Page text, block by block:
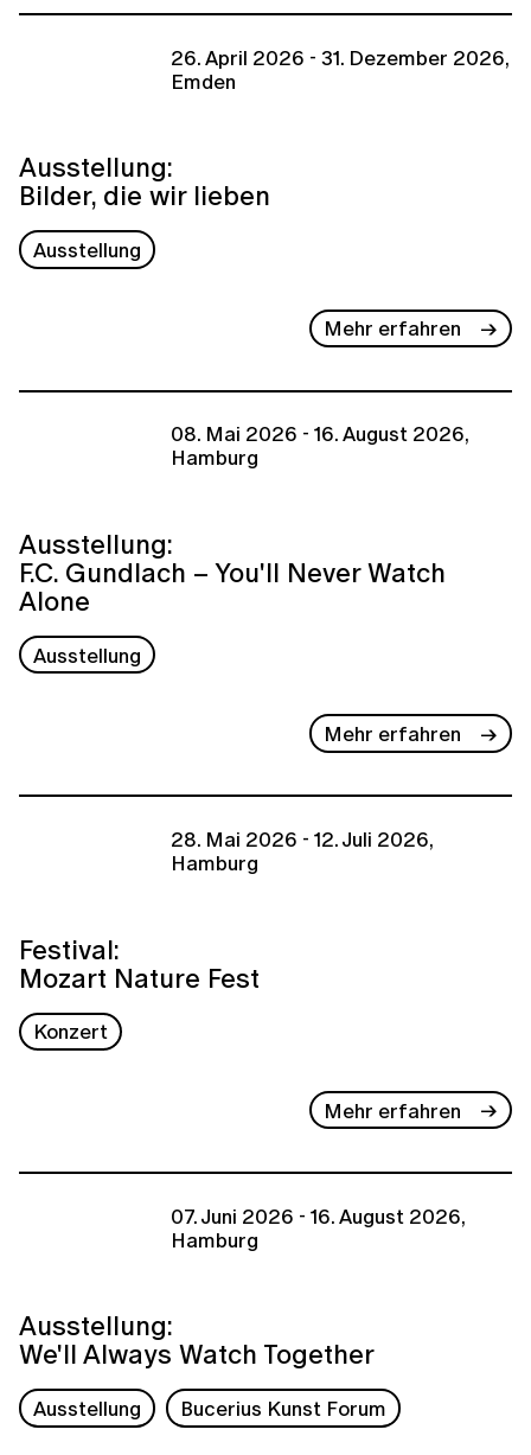
26. April 2026 - 31. Dezember 2026,
Emden
Ausstellung:
Bilder, die wir lieben
Ausstellung
Mehr erfahren
08. Mai 2026 - 16. August 2026,
Hamburg
Ausstellung:
F.C. Gundlach – You'll Never Watch
Alone
Ausstellung
Mehr erfahren
28. Mai 2026 - 12. Juli 2026,
Hamburg
Festival:
Mozart Nature Fest
Konzert
Mehr erfahren
07. Juni 2026 - 16. August 2026,
Hamburg
Ausstellung:
We'll Always Watch Together
Ausstellung Bucerius Kunst Forum